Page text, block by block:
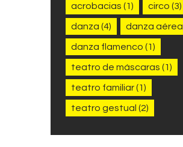
acrobacias (1) circo (3)
danza (4) danza aérea
danza flamenco (1)
teatro de máscaras (1)
teatro familiar(1)
teatro gestual (2)